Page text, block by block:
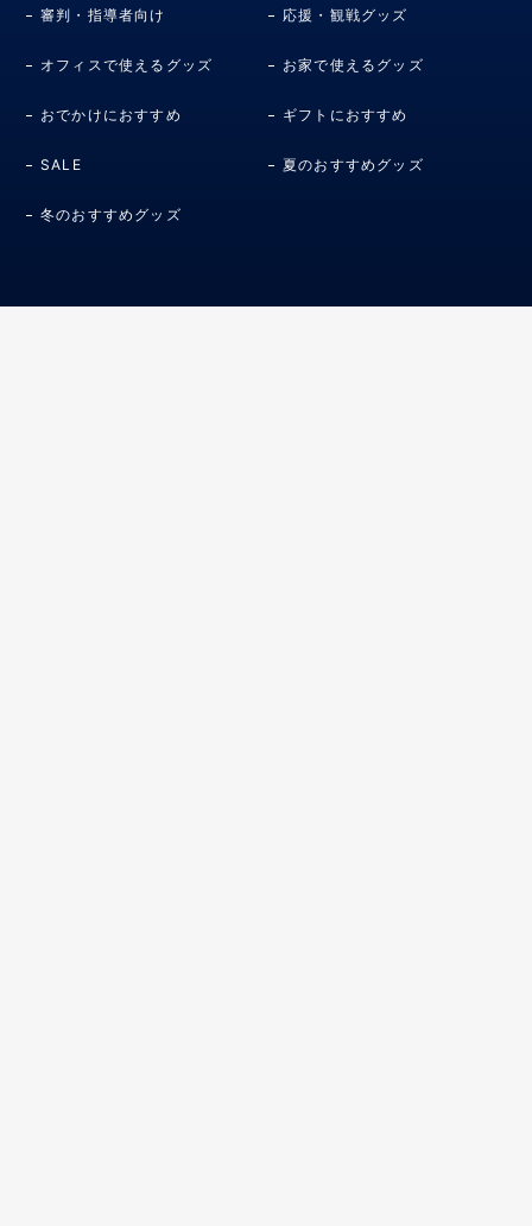
審判・指導者向け 応援・観戦グッズ
オフィスで使えるグッズ お家で使えるグッズ
おでかけにおすすめ ギフトにおすすめ
SALE 夏のおすすめグッズ
冬のおすすめグッズ